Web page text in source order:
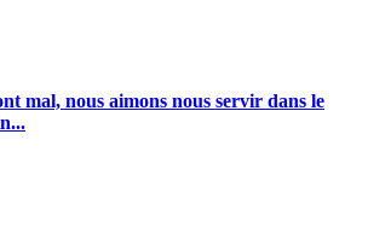
mal, nous aimons nous servir dans le